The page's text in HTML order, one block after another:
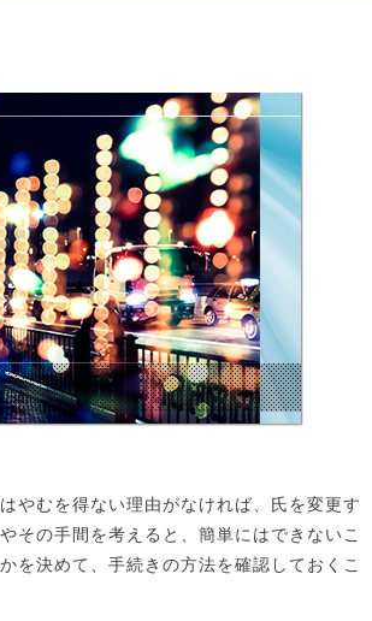
やむを得ない理由がなければ、氏を変更す
その手間を考えると、簡単にはできないこ
を決めて、手続きの方法を確認しておくこ